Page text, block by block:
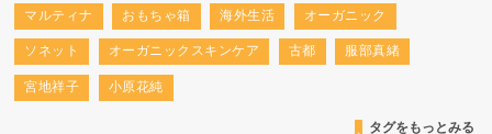
マルティナ おもちゃ箱 海外生活 オーガニック
ソネット オーガニックスキンケア 古都 服部真緒
宮地祥子 小原花純
タグをもっとみる